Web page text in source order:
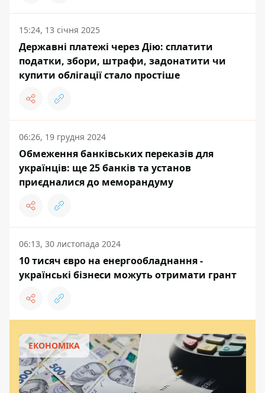
15:24, 13 січня 2025
Державні платежі через Дію: сплатити
податки, збори, штрафи, задонатити чи
купити облігації стало простіше
06:26, 19 грудня 2024
Обмеження банківських переказів для
українців: ще 25 банків та установ
приєдналися до меморандуму
06:13, 30 листопада 2024
10 тисяч євро на енергообладнання -
українські бізнеси можуть отримати грант
ЕКОНОМІКА